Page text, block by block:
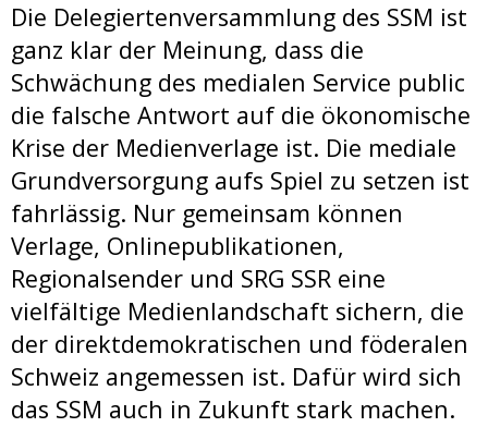
Die Delegiertenversammlung des SSM ist
ganz klar der Meinung, dass die
Schwächung des medialen Service public
die falsche Antwort auf die ökonomische
Krise der Medienverlage ist. Die mediale
Grundversorgung aufs Spiel zu setzen ist
fahrlässig. Nur gemeinsam können
Verlage, Onlinepublikationen,
Regionalsender und SRG SSR eine
vielfältige Medienlandschaft sichern, die
der direktdemokratischen und föderalen
Schweiz angemessen ist. Dafür wird sich
das SSM auch in Zukunft stark machen.